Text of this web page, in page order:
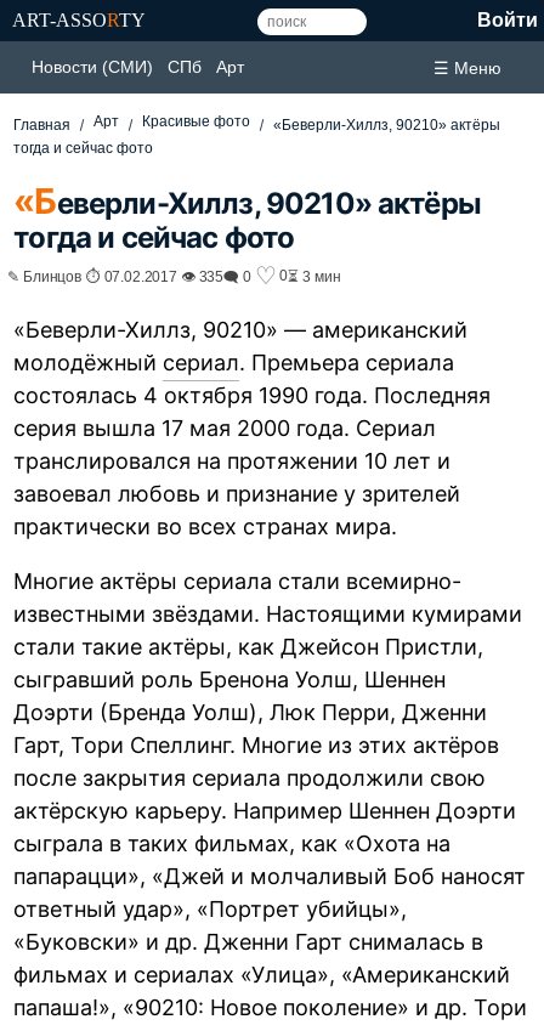
ART-ASSORTY Войти
Новости (СМИ) СПб Арт ☰ Меню
Главная Арт Красивые фото
«Беверли-Хиллз, 90210» актёры
тогда и сейчас фото
«Беверли-Хиллз, 90210» актёры
тогда и сейчас фото
✎ Блинцов ⏱ 07.02.2017 👁 335🗨 0 ♡ 0⏳ 3 мин
«Беверли-Хиллз, 90210» — американский
молодёжный сериал. Премьера сериала
состоялась 4 октября 1990 года. Последняя
серия вышла 17 мая 2000 года. Сериал
транслировался на протяжении 10 лет и
завоевал любовь и признание у зрителей
практически во всех странах мира.
Многие актёры сериала стали всемирно-
известными звёздами. Настоящими кумирами
стали такие актёры, как Джейсон Пристли,
сыгравший роль Бренона Уолш, Шеннен
Доэрти (Бренда Уолш), Люк Перри, Дженни
Гарт, Тори Спеллинг. Многие из этих актёров
после закрытия сериала продолжили свою
актёрскую карьеру. Например Шеннен Доэрти
сыграла в таких фильмах, как «Охота на
папарацци», «Джей и молчаливый Боб наносят
ответный удар», «Портрет убийцы»,
«Буковски» и др. Дженни Гарт снималась в
фильмах и сериалах «Улица», «Американский
папаша!», «90210: Новое поколение» и др. Тори